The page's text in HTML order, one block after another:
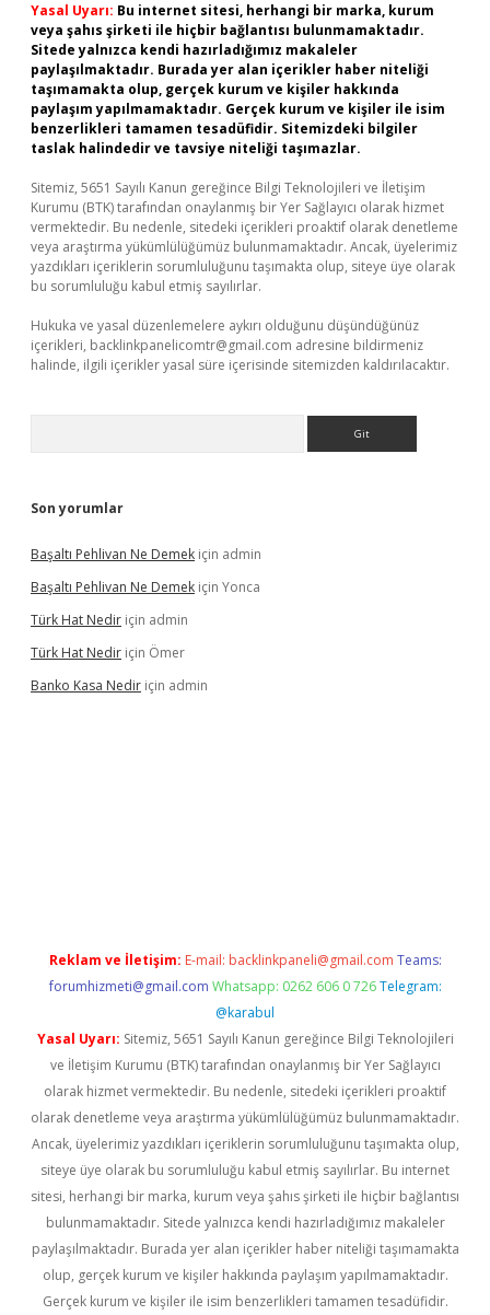
Yasal Uyarı: Bu internet sitesi, herhangi bir marka, kurum
veya şahıs şirketi ile hiçbir bağlantısı bulunmamaktadır.
Sitede yalnızca kendi hazırladığımız makaleler
paylaşılmaktadır. Burada yer alan içerikler haber niteliği
taşımamakta olup, gerçek kurum ve kişiler hakkında
paylaşım yapılmamaktadır. Gerçek kurum ve kişiler ile isim
benzerlikleri tamamen tesadüfidir. Sitemizdeki bilgiler
taslak halindedir ve tavsiye niteliği taşımazlar.
Sitemiz, 5651 Sayılı Kanun gereğince Bilgi Teknolojileri ve İletişim
Kurumu (BTK) tarafından onaylanmış bir Yer Sağlayıcı olarak hizmet
vermektedir. Bu nedenle, sitedeki içerikleri proaktif olarak denetleme
veya araştırma yükümlülüğümüz bulunmamaktadır. Ancak, üyelerimiz
yazdıkları içeriklerin sorumluluğunu taşımakta olup, siteye üye olarak
bu sorumluluğu kabul etmiş sayılırlar.
Hukuka ve yasal düzenlemelere aykırı olduğunu düşündüğünüz
içerikleri, backlinkpanelicomtr@gmail.com adresine bildirmeniz
halinde, ilgili içerikler yasal süre içerisinde sitemizden kaldırılacaktır.
Son yorumlar
Başaltı Pehlivan Ne Demek için admin
Başaltı Pehlivan Ne Demek için Yonca
Türk Hat Nedir için admin
Türk Hat Nedir için Ömer
Banko Kasa Nedir için admin
Reklam ve İletişim: E-mail: backlinkpaneli@gmail.com Teams:
forumhizmeti@gmail.com Whatsapp: 0262 606 0 726 Telegram:
@karabul
Yasal Uyarı: Sitemiz, 5651 Sayılı Kanun gereğince Bilgi Teknolojileri
ve İletişim Kurumu (BTK) tarafından onaylanmış bir Yer Sağlayıcı
olarak hizmet vermektedir. Bu nedenle, sitedeki içerikleri proaktif
olarak denetleme veya araştırma yükümlülüğümüz bulunmamaktadır.
Ancak, üyelerimiz yazdıkları içeriklerin sorumluluğunu taşımakta olup,
siteye üye olarak bu sorumluluğu kabul etmiş sayılırlar. Bu internet
sitesi, herhangi bir marka, kurum veya şahıs şirketi ile hiçbir bağlantısı
bulunmamaktadır. Sitede yalnızca kendi hazırladığımız makaleler
paylaşılmaktadır. Burada yer alan içerikler haber niteliği taşımamakta
olup, gerçek kurum ve kişiler hakkında paylaşım yapılmamaktadır.
Gerçek kurum ve kişiler ile isim benzerlikleri tamamen tesadüfidir.